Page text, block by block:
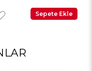
Sepete Ekle